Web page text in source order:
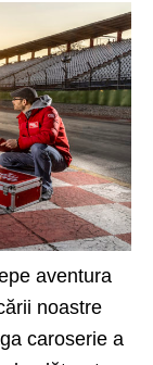
aventura
noastre
caroserie a